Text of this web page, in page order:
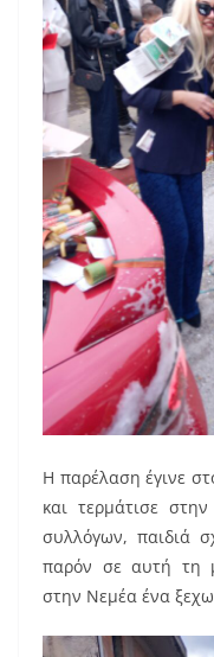
Η παρέλαση έγινε
και τερμάτισε
συλλόγων, παιδιά
παρόν σε αυτή τη
στην Νεμέα ένα